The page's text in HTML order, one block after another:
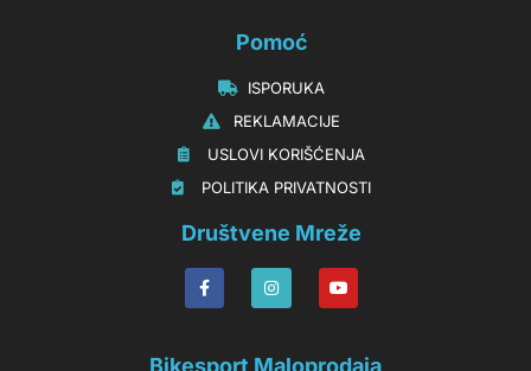
Pomoć
‏‏‎‏‏‎ ‎ISPORUKA
‏‏‏‏‎ ‎‎‎‎‎‎REKLAMACIJE‎‎‎
‏‏‎‏‏‎ ‎‎USLOVI KORIŠĆENJA
‏‏‏‎ ‎‎POLITIKA PRIVATNOSTI
Društvene Mreže
Bikesport Maloprodaja